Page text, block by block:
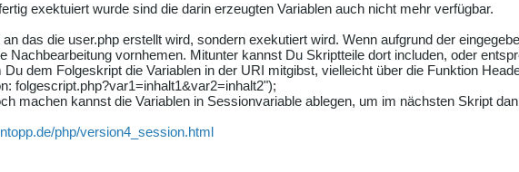
exektuiert wurde sind die darin erzeugten Variablen auch nicht mehr verfügbar.
das die user.php erstellt wird, sondern exekutiert wird. Wenn aufgrund der
Nachbearbeitung vornhemen. Mitunter kannst Du Skriptteile dort includen, oder
Du dem Folgeskript die Variablen in der URI mitgibst, vielleicht über die Funktion
folgescript.php?var1=inhalt1&var2=inhalt2");
machen kannst die Variablen in Sessionvariable ablegen, um im nächsten Skript
php/version4_session.html